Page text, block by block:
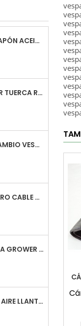
JUNTA TAPÓN ACEITE VESPA
PASADOR TUERCA RUEDA VESPA
CABLE CAMBIO VESPA
PRISIONERO CABLE CAMBIO VESPA
ARANDELA GROWER M7 INOX VESPA
CÁMARA AIRE LLANTA 10 VESPA